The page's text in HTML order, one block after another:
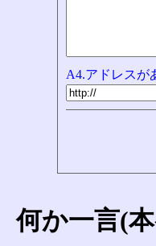
A4.アドレスが
何か一言(